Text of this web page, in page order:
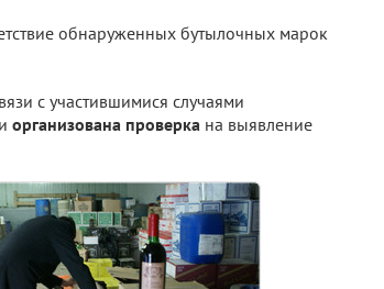
обнаруженных бутылочных марок
с участившимися случаями
организована проверка на выявление